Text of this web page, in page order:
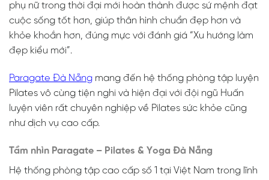
phụ nữ trong thời đại mới hoàn thành được sứ mệnh đạt
cuộc sống tốt hơn, giúp thân hình chuẩn đẹp hơn và
khỏe khoắn hơn, đúng mực với đánh giá “Xu hướng làm
đẹp kiểu mới”.
Paragate Đà Nẵng mang đến hệ thống phòng tập luyện
Pilates vô cùng tiện nghi và hiện đại với đội ngũ Huấn
luyện viên rất chuyên nghiệp về Pilates sức khỏe cũng
như dịch vụ cao cấp.
Tầm nhìn Paragate – Pilates & Yoga Đà Nẵng
Hệ thống phòng tập cao cấp số 1 tại Việt Nam trong lĩnh